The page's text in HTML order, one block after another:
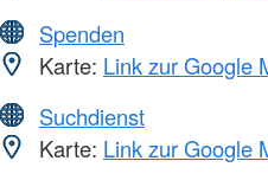
Spenden
Karte: Link zur Google
Suchdienst
Karte: Link zur Google